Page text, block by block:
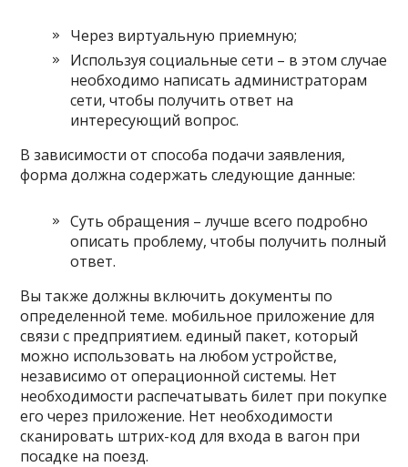
Через виртуальную приемную;
Используя социальные сети – в этом случае
необходимо написать администраторам
сети, чтобы получить ответ на
интересующий вопрос.
В зависимости от способа подачи заявления,
форма должна содержать следующие данные:
Суть обращения – лучше всего подробно
описать проблему, чтобы получить полный
ответ.
Вы также должны включить документы по
определенной теме. мобильное приложение для
связи с предприятием. единый пакет, который
можно использовать на любом устройстве,
независимо от операционной системы. Нет
необходимости распечатывать билет при покупке
его через приложение. Нет необходимости
сканировать штрих-код для входа в вагон при
посадке на поезд.